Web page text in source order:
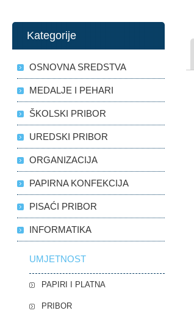
Kategorije
OSNOVNA SREDSTVA
MEDALJE I PEHARI
ŠKOLSKI PRIBOR
UREDSKI PRIBOR
ORGANIZACIJA
PAPIRNA KONFEKCIJA
PISAĆI PRIBOR
INFORMATIKA
UMJETNOST
PAPIRI I PLATNA
PRIBOR